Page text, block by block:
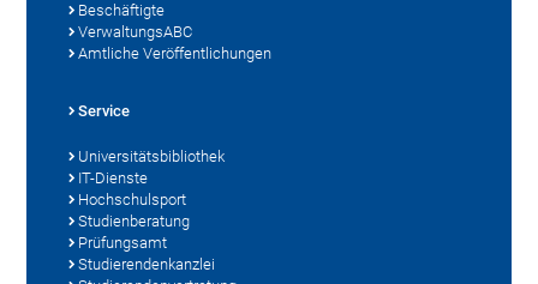
Beschäftigte
VerwaltungsABC
Amtliche Veröffentlichungen
Service
Universitätsbibliothek
IT-Dienste
Hochschulsport
Studienberatung
Prüfungsamt
Studierendenkanzlei